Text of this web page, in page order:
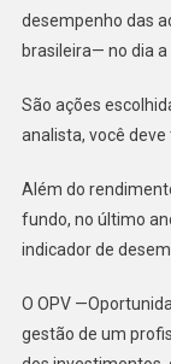
desempenho das
brasileira— no dia a
São ações
analista, você
Além do
fundo, no último
indicador de
O OPV
gestão de um